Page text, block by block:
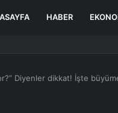
HABER
Diyenler dikkat! İşte